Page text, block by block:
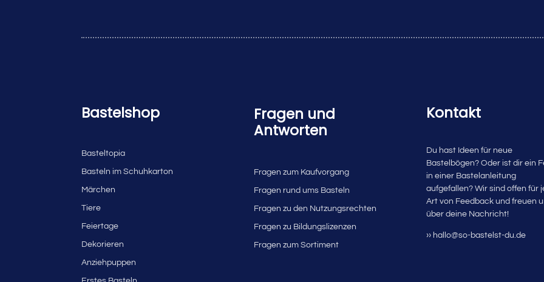
Bastelshop
Basteltopia
Basteln im Schuhkarton
Märchen
Tiere
Feiertage
Dekorieren
Anziehpuppen
Fragen und
Antworten
Fragen zum Kaufvorgang
Fragen rund ums Basteln
Fragen zu den Nutzungsrechten
Fragen zu Bildungslizenzen
Fragen zum Sortiment
Kontakt
Du hast Ideen für neue
Bastelbögen? Oder ist dir ein
in einer Bastelanleitung
aufgefallen? Wir sind offen für
Art von Feedback und freuen
über deine Nachricht!
›› hallo@so-bastelst-du.de